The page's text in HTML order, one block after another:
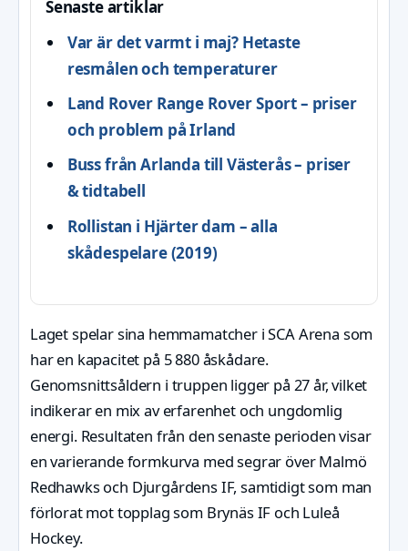
Senaste artiklar
Var är det varmt i maj? Hetaste
resmålen och temperaturer
Land Rover Range Rover Sport – priser
och problem på Irland
Buss från Arlanda till Västerås – priser
& tidtabell
Rollistan i Hjärter dam – alla
skådespelare (2019)
Laget spelar sina hemmamatcher i SCA Arena som
har en kapacitet på 5 880 åskådare.
Genomsnittsåldern i truppen ligger på 27 år, vilket
indikerar en mix av erfarenhet och ungdomlig
energi. Resultaten från den senaste perioden visar
en varierande formkurva med segrar över Malmö
Redhawks och Djurgårdens IF, samtidigt som man
förlorat mot topplag som Brynäs IF och Luleå
Hockey.